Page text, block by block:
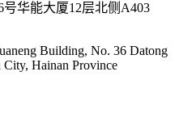
华能大厦12层北侧A403
Building, No. 36 Datong
Hainan Province